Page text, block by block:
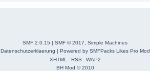
SMF 2.0.15 | SMF © 2017
Simple Machines
Datenschutzerklaerung | Powered by SMFPacks Likes Pro Mod
XHTML
RSS
WAP2
BH Mod © 2010